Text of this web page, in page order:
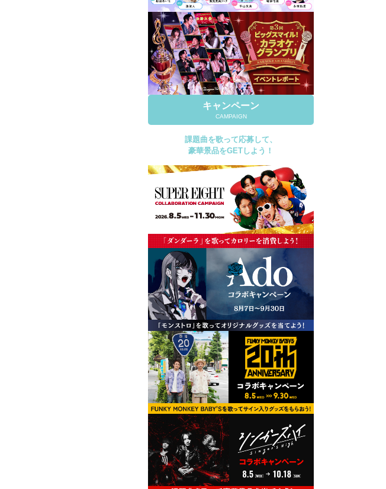
キャンペーン
CAMPAIGN
課題曲を歌って応募して、
豪華景品をGETしよう！